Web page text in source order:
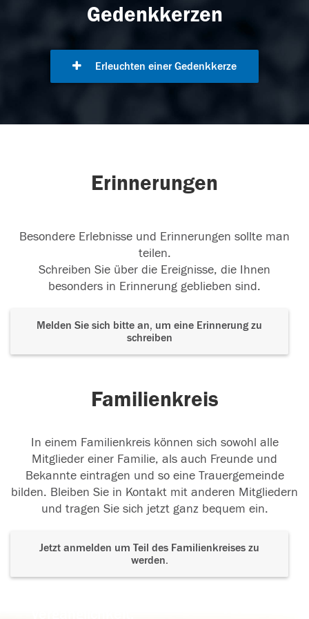
Gedenkkerzen
Erleuchten einer Gedenkkerze
Erinnerungen
Besondere Erlebnisse und Erinnerungen sollte man
teilen.
Schreiben Sie über die Ereignisse, die Ihnen
besonders in Erinnerung geblieben sind.
Melden Sie sich bitte an, um eine Erinnerung zu
schreiben
Familienkreis
In einem Familienkreis können sich sowohl alle
Mitglieder einer Familie, als auch Freunde und
Bekannte eintragen und so eine Trauergemeinde
bilden. Bleiben Sie in Kontakt mit anderen Mitgliedern
und tragen Sie sich jetzt ganz bequem ein.
Jetzt anmelden um Teil des Familienkreises zu
werden.